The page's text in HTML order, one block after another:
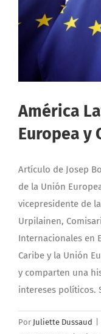
América
Europea y
Artículo de Josep
de la Unión
vicepresidente de
Urpilainen,
Internacionales en
Caribe y la Unión
y comparten una
intereses políticos.
Por Juliette Dussaud